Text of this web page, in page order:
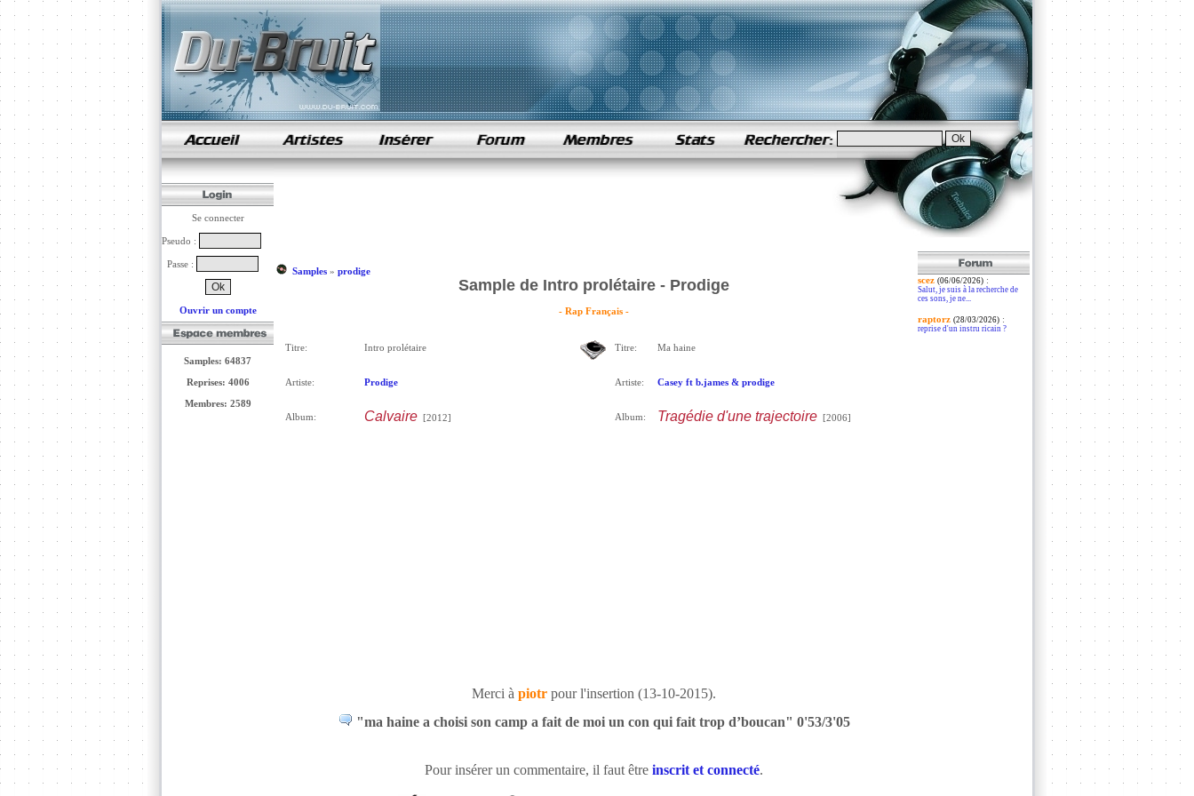
samples de rap
Se connecter
Pseudo :
Passe :
Ouvrir un compte
Samples: 64837
Reprises: 4006
Membres: 2589
Samples» prodige
Sample de Intro prolétaire - Prodige
- Rap Français -
Titre: Intro prolétaire
Artiste: Prodige
Album: Calvaire[2012]
Titre: Ma haine
Artiste: Casey ft b.james & prodige
Album: Tragédie d'une trajectoire[2006]
Merci à piotr pour l'insertion (13-10-2015).
"ma haine a choisi son camp a fait de moi un con qui fait trop d’boucan" 0'53/3'05
Pour insérer un commentaire, il faut être inscrit et connecté.
scez (06/06/2026):
Salut, je suis à la recherche de
ces sons, je ne...
raptorz (28/03/2026):
reprise d'un instru ricain ?